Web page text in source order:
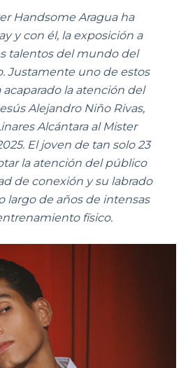
Handsome Aragua ha
y con él, la exposición a
talentos del mundo del
Justamente uno de estos
la atención del
Alejandro Niño Rivas,
Alcántara al Mister
El joven de tan solo 23
la atención del público
de conexión y su labrado
largo de años de intensas
físico.